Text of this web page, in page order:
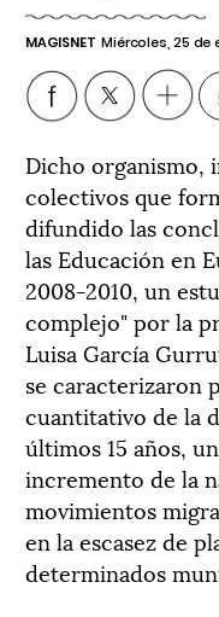
MAGISNET Miércoles, 25 de
Dicho organismo,
colectivos que
difundido las
las Educación en
2008-2010, un
complejo" por la
Luisa García
se caracterizaron
cuantitativo de la
últimos 15 años,
incremento de la
movimientos
en la escasez de
determinados